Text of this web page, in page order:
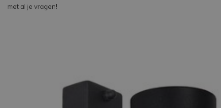
met al je vragen!